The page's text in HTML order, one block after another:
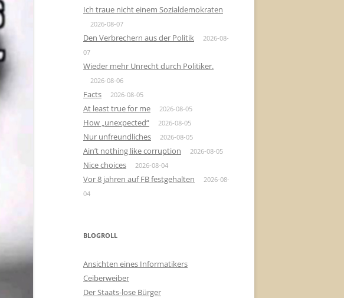
Ich traue nicht einem Sozialdemokraten
2026-08-07
Den Verbrechern aus der Politik
2026-08-
07
Wieder mehr Unrecht durch Politiker.
2026-08-06
Facts 2026-08-05
At least true for me 2026-08-05
How „unexpected“ 2026-08-05
Nur unfreundliches 2026-08-05
Ain’t nothing like corruption 2026-08-05
Nice choices 2026-08-04
Vor 8 jahren auf FB festgehalten
2026-08-
04
BLOGROLL
Ansichten eines Informatikers
Ceiberweiber
Der Staats-lose Bürger